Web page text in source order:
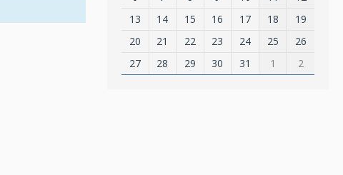
13
14 15 16 17 18
19
20
21 22 23 24 25
26
27
28 29 30 31 1 2